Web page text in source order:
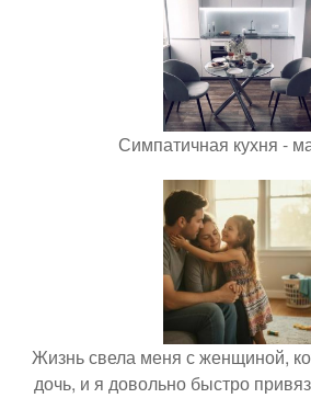
Симпатичная кухня -
Жизнь свела меня с женщиной,
дочь, и я довольно быстро